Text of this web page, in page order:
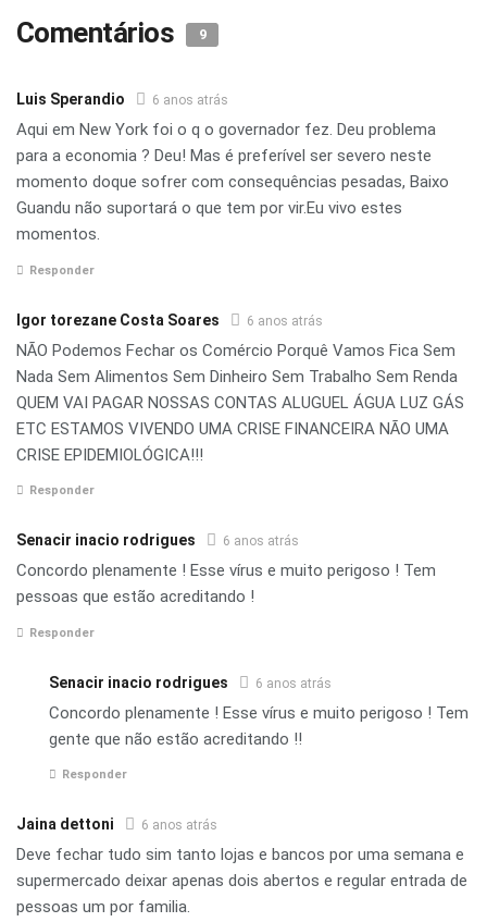
Comentários 9
Luis Sperandio 6 anos atrás
Aqui em New York foi o q o governador fez. Deu problema
para a economia ? Deu! Mas é preferível ser severo neste
momento doque sofrer com consequências pesadas, Baixo
Guandu não suportará o que tem por vir.Eu vivo estes
momentos.
Responder
Igor torezane Costa Soares 6 anos atrás
NÃO Podemos Fechar os Comércio Porquê Vamos Fica Sem
Nada Sem Alimentos Sem Dinheiro Sem Trabalho Sem Renda
QUEM VAI PAGAR NOSSAS CONTAS ALUGUEL ÁGUA LUZ GÁS
ETC ESTAMOS VIVENDO UMA CRISE FINANCEIRA NÃO UMA
CRISE EPIDEMIOLÓGICA!!!
Responder
Senacir inacio rodrigues 6 anos atrás
Concordo plenamente ! Esse vírus e muito perigoso ! Tem
pessoas que estão acreditando !
Responder
Senacir inacio rodrigues 6 anos atrás
Concordo plenamente ! Esse vírus e muito perigoso ! Tem
gente que não estão acreditando !!
Responder
Jaina dettoni 6 anos atrás
Deve fechar tudo sim tanto lojas e bancos por uma semana e
supermercado deixar apenas dois abertos e regular entrada de
pessoas um por familia.